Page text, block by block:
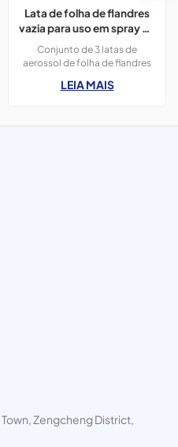
Lata de folha de flandres
vazia para uso em spray de
aerossol de espuma de
barbear.
Conjunto de 3 latas de
aerossol de folha de flandres
geralmente utilizadas para
LEIA MAIS
Town, Zengcheng District,